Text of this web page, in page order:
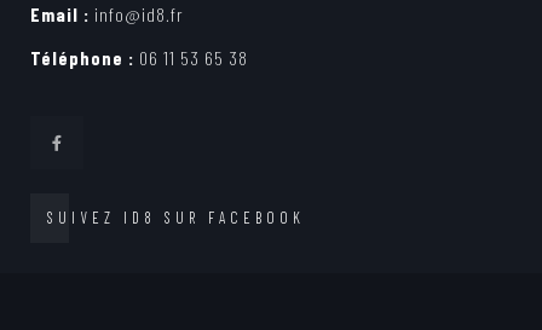
Email : info@id8.fr
Téléphone : 06 11 53 65 38
SUIVEZ ID8 SUR FACEBOOK